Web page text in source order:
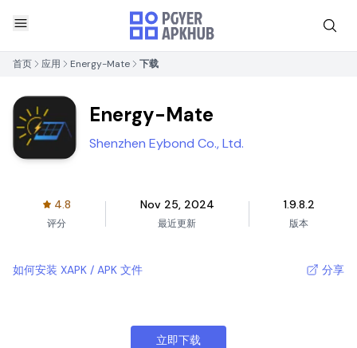
首页 应用 Energy-Mate 下载
Energy-Mate
Shenzhen Eybond Co., Ltd.
4.8
评分
Nov 25, 2024
最近更新
1.9.8.2
版本
如何安装 XAPK / APK 文件 分享
立即下载